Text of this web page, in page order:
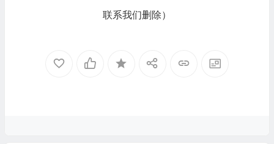
联系我们删除）